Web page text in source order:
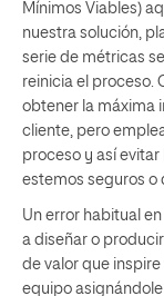
Mínimos Viables)
nuestra solución,
serie de métricas
reinicia el proceso.
obtener la máxima
cliente, pero
proceso y así
estemos seguros o
Un error habitual
a diseñar o
de valor que
equipo